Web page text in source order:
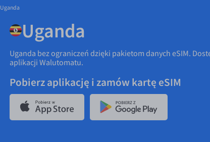
Uganda
Uganda
Uganda bez ograniczeń dzięki pakietom danych eSIM.
aplikacji Walutomatu.
Pobierz aplikację i zamów kartę eSIM